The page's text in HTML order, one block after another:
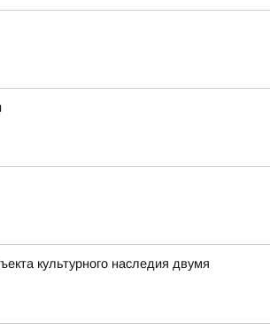
культурного наследия двумя